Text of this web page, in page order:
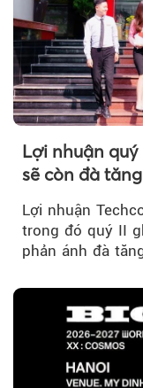
Lợi nhuận quý
sẽ còn đà
Lợi nhuận
trong đó quý II
phản ánh đà